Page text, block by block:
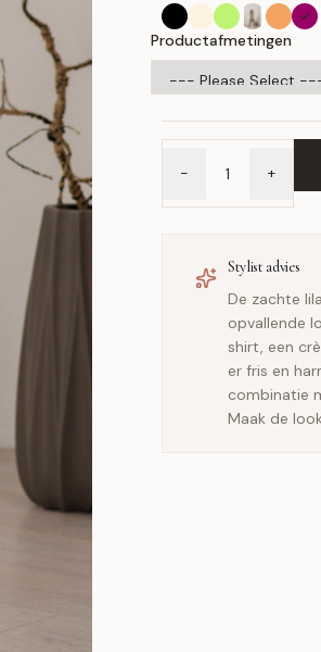
Productafmetingen
- +
Stylist advies
De zachte
opvallende
shirt, een
er fris en
combinatie
Maak de